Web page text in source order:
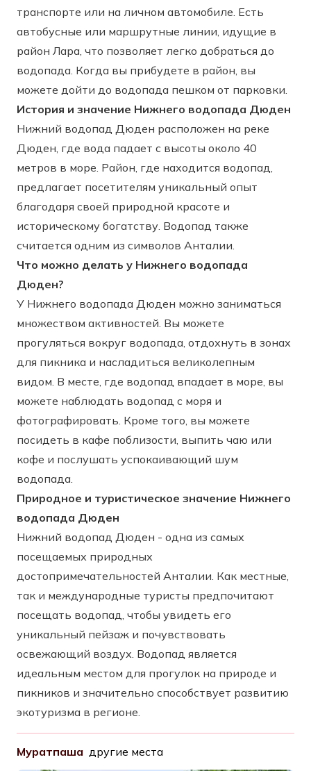
транспорте или на личном автомобиле. Есть
автобусные или маршрутные линии, идущие в
район Лара, что позволяет легко добраться до
водопада. Когда вы прибудете в район, вы
можете дойти до водопада пешком от парковки.
История и значение Нижнего водопада Дюден
Нижний водопад Дюден расположен на реке
Дюден, где вода падает с высоты около 40
метров в море. Район, где находится водопад,
предлагает посетителям уникальный опыт
благодаря своей природной красоте и
историческому богатству. Водопад также
считается одним из символов Анталии.
Что можно делать у Нижнего водопада
Дюден?
У Нижнего водопада Дюден можно заниматься
множеством активностей. Вы можете
прогуляться вокруг водопада, отдохнуть в зонах
для пикника и насладиться великолепным
видом. В месте, где водопад впадает в море, вы
можете наблюдать водопад с моря и
фотографировать. Кроме того, вы можете
посидеть в кафе поблизости, выпить чаю или
кофе и послушать успокаивающий шум
водопада.
Природное и туристическое значение Нижнего
водопада Дюден
Нижний водопад Дюден - одна из самых
посещаемых природных
достопримечательностей Анталии. Как местные,
так и международные туристы предпочитают
посещать водопад, чтобы увидеть его
уникальный пейзаж и почувствовать
освежающий воздух. Водопад является
идеальным местом для прогулок на природе и
пикников и значительно способствует развитию
экотуризма в регионе.
Муратпаша другие места